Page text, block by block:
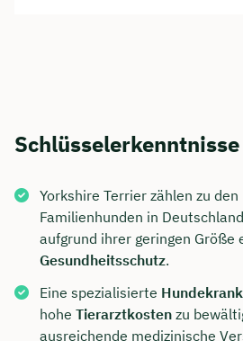
Schlüsselerkenntnisse
Yorkshire Terrier zählen zu
Familienhunden in
aufgrund ihrer geringen Größe
Gesundheitsschutz.
Eine spezialisierte
hohe Tierarztkosten zu
ausreichende medizinische